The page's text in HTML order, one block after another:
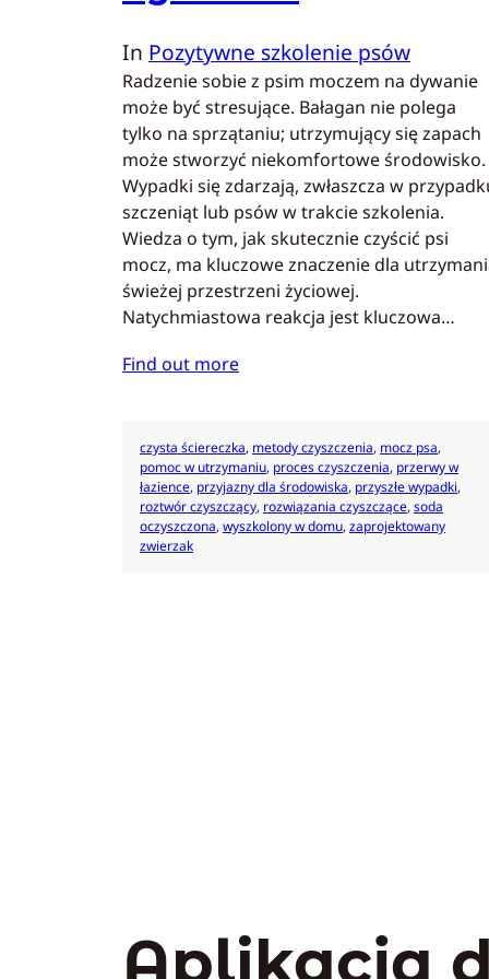
In Pozytywne szkolenie psów
Radzenie sobie z psim moczem na dywanie
może być stresujące. Bałagan nie polega
tylko na sprzątaniu; utrzymujący się zapach
może stworzyć niekomfortowe środowisko.
Wypadki się zdarzają, zwłaszcza w
szczeniąt lub psów w trakcie szkolenia.
Wiedza o tym, jak skutecznie czyścić psi
mocz, ma kluczowe znaczenie dla
świeżej przestrzeni życiowej.
Natychmiastowa reakcja jest kluczowa…
Find out more
czysta ściereczka, metody czyszczenia, mocz psa
pomoc w utrzymaniu, proces czyszczenia, przerwy w
łazience, przyjazny dla środowiska, przyszłe wypadki
roztwór czyszczący, rozwiązania czyszczące, soda
oczyszczona, wyszkolony w domu, zaprojektowany
zwierzak
Aplikacja